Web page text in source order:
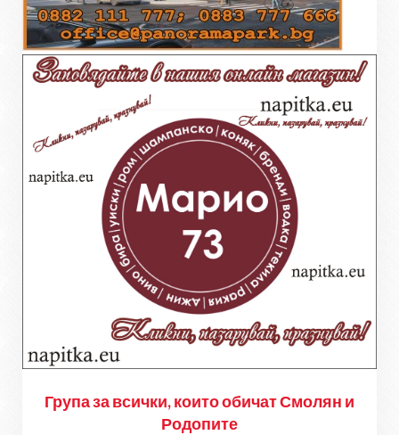
Група за всички, които обичат Смолян и
Родопите